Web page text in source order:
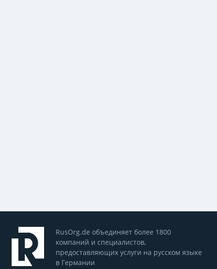
RusOrg.de объединяет более 1800
компаний и специалистов,
предоставляющих услуги на русском языке
в Германии